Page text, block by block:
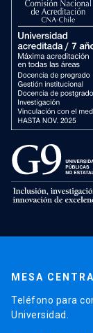
MESA
Teléfono para
Universidad.